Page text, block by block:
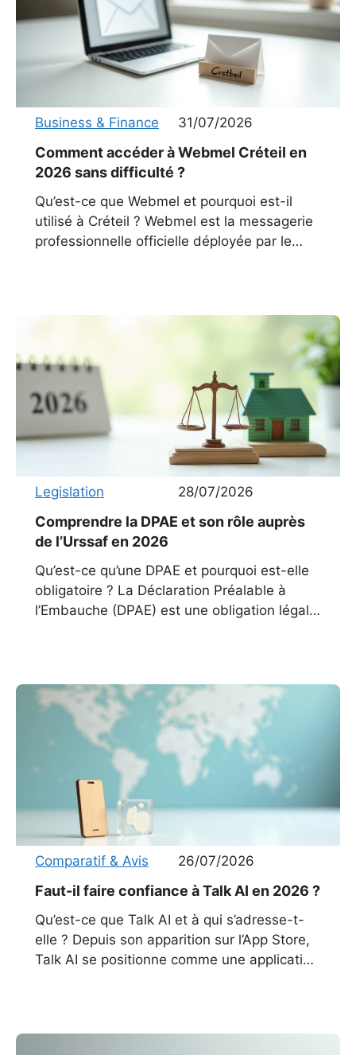
Business & Finance 31/07/2026
Comment accéder à Webmel Créteil en
2026 sans difficulté ?
Qu’est-ce que Webmel et pourquoi est-il
utilisé à Créteil ? Webmel est la messagerie
professionnelle officielle déployée par le
Legislation 28/07/2026
Comprendre la DPAE et son rôle auprès
de l’Urssaf en 2026
Qu’est-ce qu’une DPAE et pourquoi est-elle
obligatoire ? La Déclaration Préalable à
l’Embauche (DPAE) est une obligation légale
Comparatif & Avis 26/07/2026
Faut-il faire confiance à Talk AI en 2026 ?
Qu’est-ce que Talk AI et à qui s’adresse-t-
elle ? Depuis son apparition sur l’App Store,
Talk AI se positionne comme une application